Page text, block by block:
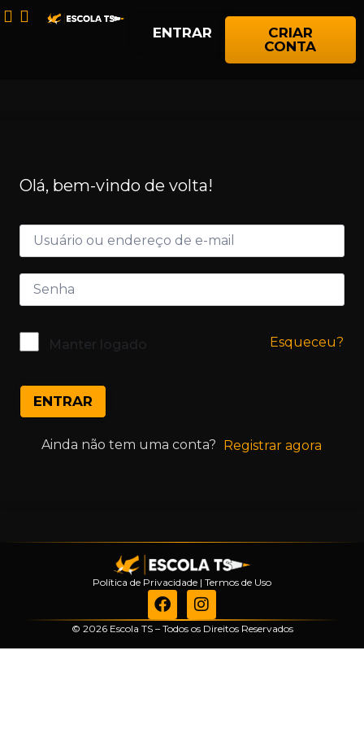
ENTRAR
CRIAR
CONTA
Olá, bem-vindo de volta!
Manter logado Esqueceu?
ENTRAR
Ainda não tem uma conta? Registrar agora
Política de Privacidade | Termos de Uso
© 2026 Escola TS – Todos os Direitos Reservados